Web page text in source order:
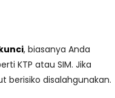
, biasanya Anda
KTP atau SIM. Jika
berisiko disalahgunakan.